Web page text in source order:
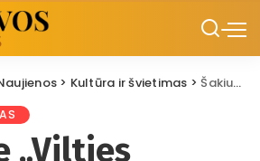
> Kultūra ir švietimas >Šakiuose „Vilties paukštė” pradėjo savo kelią po Lietuvą
„Vilties